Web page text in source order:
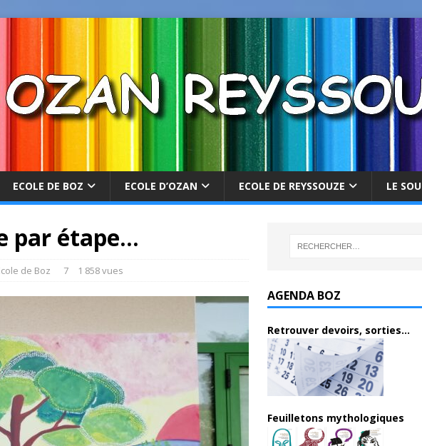
ECOLE DE BOZ ECOLE D’OZAN ECOLE DE REYSSOUZE LE SOU
par étape…
de Boz 7 1 858 vues
AGENDA BOZ
Retrouver devoirs, sorties...
Feuilletons mythologiques